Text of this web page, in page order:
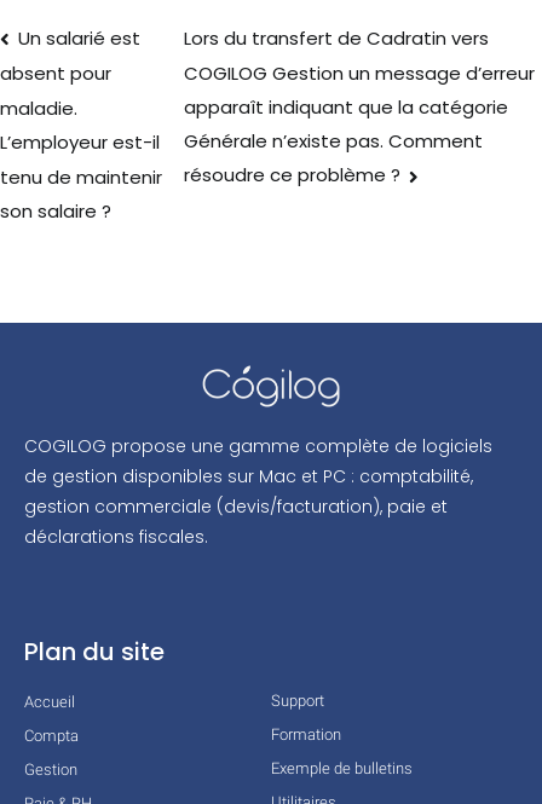
Un salarié est
absent pour
maladie.
L’employeur est-il
tenu de maintenir
son salaire ?
Lors du transfert de Cadratin vers
COGILOG Gestion un message d’erreur
apparaît indiquant que la catégorie
Générale n’existe pas. Comment
résoudre ce problème ?
COGILOG propose une gamme complète de logiciels
de gestion disponibles sur Mac et PC : comptabilité,
gestion commerciale (devis/facturation), paie et
déclarations fiscales.
Plan du site
Accueil
Compta
Gestion
Support
Formation
Exemple de bulletins